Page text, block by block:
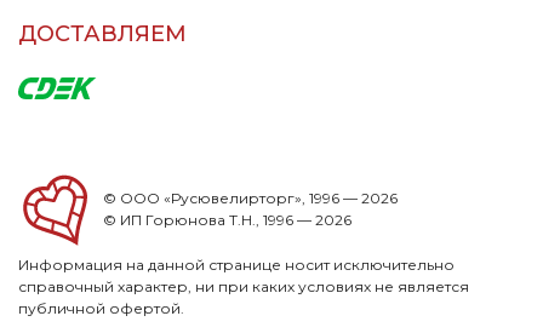
ДОСТАВЛЯЕМ
© ООО «Русювелирторг», 1996 — 2026
© ИП Горюнова Т.Н., 1996 — 2026
Информация на данной странице носит исключительно
справочный характер, ни при каких условиях не является
публичной офертой.